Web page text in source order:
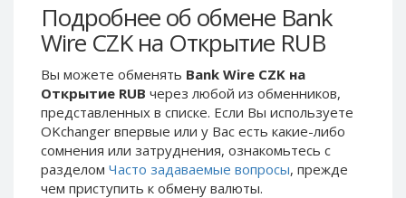
Подробнее об обмене Bank
Wire CZK на Открытие RUB
Вы можете обменять Bank Wire CZK на
Открытие RUB через любой из обменников,
представленных в списке. Если Вы используете
OKchanger впервые или у Вас есть какие-либо
сомнения или затруднения, ознакомьтесь с
разделом Часто задаваемые вопросы, прежде
чем приступить к обмену валюты.
Skril EUR
Skril INR
Skril PLN
Skril GBP
Skril AUD
Skril NOK
Skril SEK
Skril EUR
Skril INR
Skril PLN
Skril GBP
Skril AUD
Skril NOK